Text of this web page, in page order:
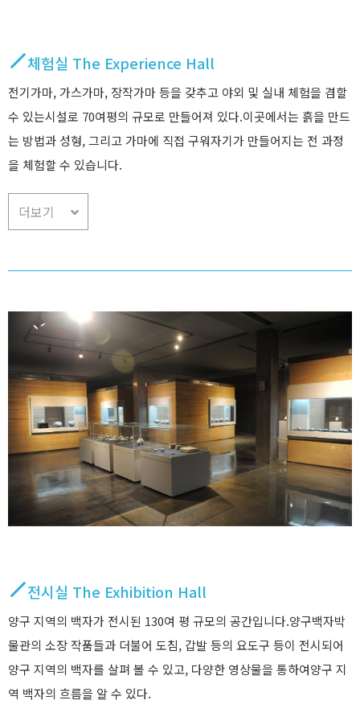
체험실 The Experience Hall
전기가마, 가스가마, 장작가마 등을 갖추고 야외 및 실내 체험을 겸할
수 있는시설로 70여평의 규모로 만들어져 있다.이곳에서는 흙을 만드
는 방법과 성형, 그리고 가마에 직접 구워자기가 만들어지는 전 과정
을 체험할 수 있습니다.
더보기
전시실 The Exhibition Hall
양구 지역의 백자가 전시된 130여 평 규모의 공간입니다.양구백자박
물관의 소장 작품들과 더불어 도침, 갑발 등의 요도구 등이 전시되어
양구 지역의 백자를 살펴 볼 수 있고, 다양한 영상물을 통하여양구 지
역 백자의 흐름을 알 수 있다.